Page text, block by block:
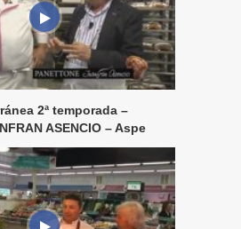
2ª temporada –
ASENCIO – Aspe